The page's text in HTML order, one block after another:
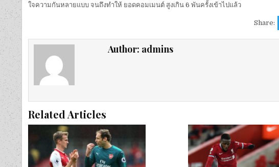
ใจความกันหลายแบบ จนถึงทำให้ ยอดคอมเมนต์ สูงเกิน 6 พันครั้งเข้าไปแล้ว
Share:
Author: admins
Related Articles